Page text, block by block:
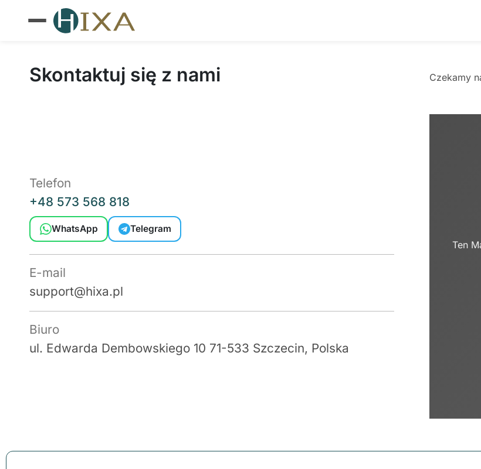
Skontaktuj się z nami Czekamy
Telefon
+48 573 568 818
WhatsApp Telegram
E-mail
support@hixa.pl
Biuro
ul. Edwarda Dembowskiego 10 71-533 Szczecin, Polska
Ten